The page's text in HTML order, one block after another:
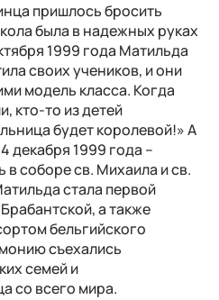
пришлось бросить
была в надежных руках
1999 года Матильда
своих учеников, и они
модель класса. Когда
кто-то из детей
будет королевой!» А
декабря 1999 года –
соборе св. Михаила и св.
стала первой
а также
бельгийского
съехались
семей и
со всего мира.